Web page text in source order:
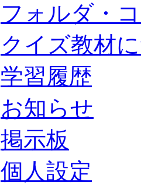
フォルダ・
クイズ教材
学習履歴
お知らせ
掲示板
個人設定